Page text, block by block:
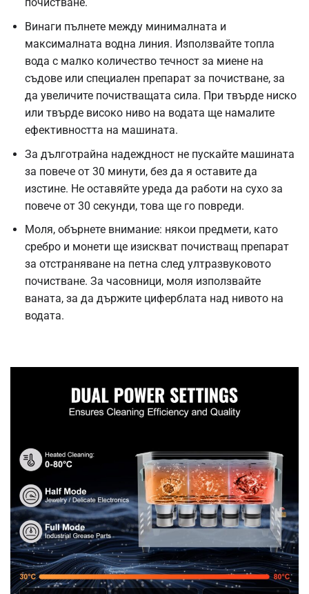
почистване.
Винаги пълнете между минималната и
максималната водна линия. Използвайте топла
вода с малко количество течност за миене на
съдове или специален препарат за почистване, за
да увеличите почистващата сила. При твърде ниско
или твърде високо ниво на водата ще намалите
ефективността на машината.
За дълготрайна надеждност не пускайте машината
за повече от 30 минути, без да я оставите да
изстине. Не оставяйте уреда да работи на сухо за
повече от 30 секунди, това ще го повреди.
Моля, обърнете внимание: някои предмети, като
сребро и монети ще изискват почистващ препарат
за отстраняване на петна след ултразвуковото
почистване. За часовници, моля използвайте
ваната, за да държите циферблата над нивото на
водата.